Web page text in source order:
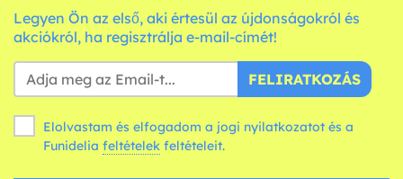
Legyen Ön az első, aki értesül az újdonságokról és
akciókról, ha regisztrálja e-mail-címét!
FELIRATKOZÁS
Elolvastam és elfogadom a jogi nyilatkozatot és a
Funidelia feltételek feltételeit.